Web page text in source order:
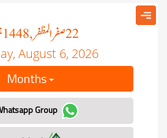
22صفر المظفر, 1448
August 6, 2026
Months
Join Whatsapp Group